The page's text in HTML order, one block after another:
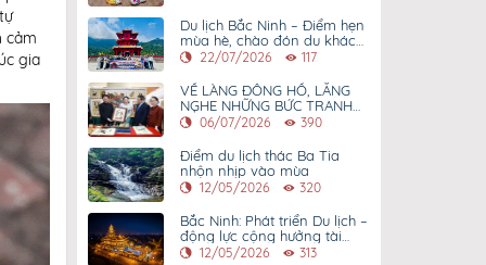
cảm
gia
Du lịch Bắc Ninh – Điểm hẹn
mùa hè, chào đón du khách
muôn phương
22/07/2026 117
VỀ LÀNG ĐÔNG HỒ, LẮNG
NGHE NHỮNG BỨC TRANH
KỂ CHUYỆN
06/07/2026 390
Điểm du lịch thác Ba Tia
nhộn nhịp vào mùa
12/05/2026 320
Bắc Ninh: Phát triển Du lịch –
động lực cộng hưởng tài
nguyên du lịch
12/05/2026 313